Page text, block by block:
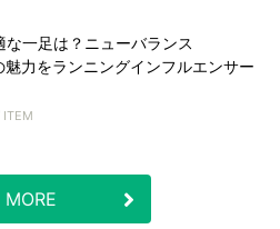
な一足は？ニューバランス
魅力をランニングインフルエンサー
ITEM
MORE